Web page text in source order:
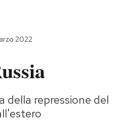
2022
della repressione del